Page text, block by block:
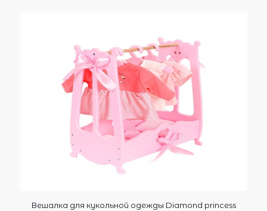
Вешалка для кукольной одежды Diamond princess